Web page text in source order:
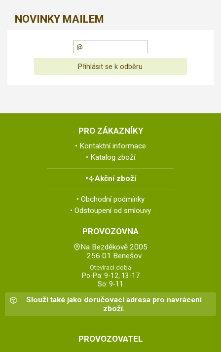
NOVINKY MAILEM
PRO ZÁKAZNÍKY
Kontaktní informace
Katalog zboží
Akční zboží
Obchodní podmínky
Odstoupení od smlouvy
PROVOZOVNA
Na Bezděkově 2005
256 01 Benešov
Otevírací doba
Po-Pa: 9-12, 13-17
So: 9-11
Slouží také jako doručovací adresa pro navrácení
zboží.
PROVOZOVATEL